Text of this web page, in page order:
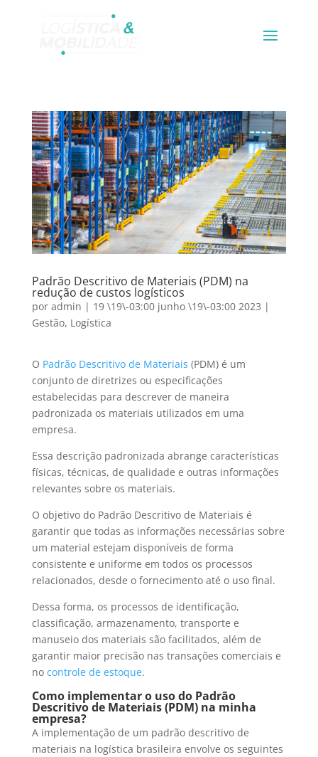
Padrão Descritivo de Materiais (PDM) na
redução de custos logísticos
por admin | 19 \19\-03:00 junho \19\-03:00 2023 |
Gestão, Logística
O Padrão Descritivo de Materiais (PDM) é um
conjunto de diretrizes ou especificações
estabelecidas para descrever de maneira
padronizada os materiais utilizados em uma
empresa.
Essa descrição padronizada abrange características
físicas, técnicas, de qualidade e outras informações
relevantes sobre os materiais.
O objetivo do Padrão Descritivo de Materiais é
garantir que todas as informações necessárias sobre
um material estejam disponíveis de forma
consistente e uniforme em todos os processos
relacionados, desde o fornecimento até o uso final.
Dessa forma, os processos de identificação,
classificação, armazenamento, transporte e
manuseio dos materiais são facilitados, além de
garantir maior precisão nas transações comerciais e
no controle de estoque.
Como implementar o uso do Padrão
Descritivo de Materiais (PDM) na minha
empresa?
A implementação de um padrão descritivo de
materiais na logística brasileira envolve os seguintes